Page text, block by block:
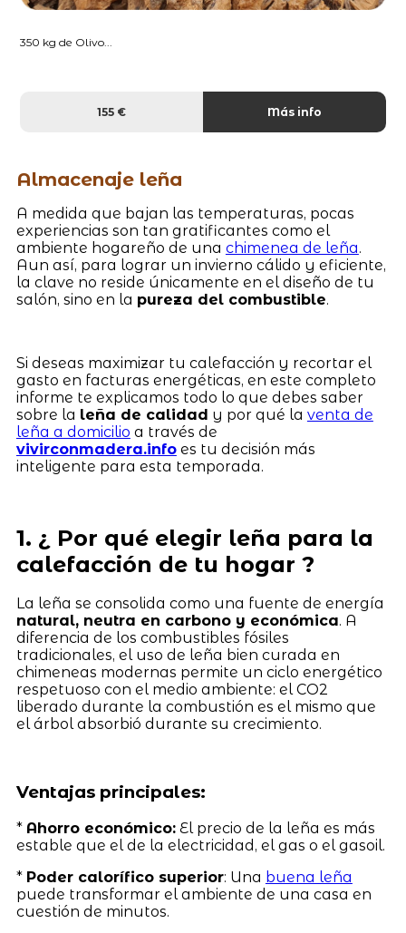
350 kg de Olivo...
155 € Más info
Almacenaje leña
A medida que bajan las temperaturas, pocas
experiencias son tan gratificantes como el
ambiente hogareño de una chimenea de leña.
Aun así, para lograr un invierno cálido y eficiente,
la clave no reside únicamente en el diseño de tu
salón, sino en la pureza del combustible.
Si deseas maximizar tu calefacción y recortar el
gasto en facturas energéticas, en este completo
informe te explicamos todo lo que debes saber
sobre la leña de calidad y por qué la venta de
leña a domicilio a través de
vivirconmadera.infoes tu decisión más
inteligente para esta temporada.
1. ¿ Por qué elegir leña para la
calefacción de tu hogar ?
La leña se consolida como una fuente de energía
natural, neutra en carbono y económica. A
diferencia de los combustibles fósiles
tradicionales, el uso de leña bien curada en
chimeneas modernas permite un ciclo energético
respetuoso con el medio ambiente: el CO2
liberado durante la combustión es el mismo que
el árbol absorbió durante su crecimiento.
Ventajas principales:
* Ahorro económico:El precio de la leña es más
estable que el de la electricidad, el gas o el gasoil.
* Poder calorífico superior: Una buena leña
puede transformar el ambiente de una casa en
cuestión de minutos.